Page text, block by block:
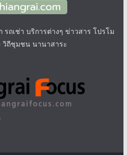
รถเช่า บริการต่างๆ ข่าวสาร โปรโม
วิถีชุมชน นานาสาระ